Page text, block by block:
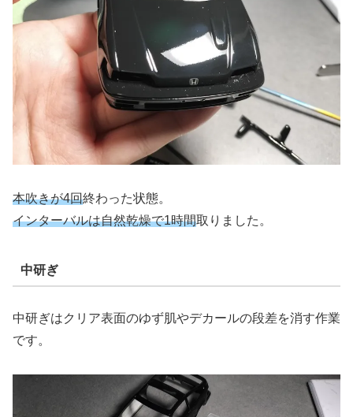
本吹きが4回終わった状態。
インターバルは自然乾燥で1時間取りました。
中研ぎ
中研ぎはクリア表面のゆず肌やデカールの段差を消す作業
です。